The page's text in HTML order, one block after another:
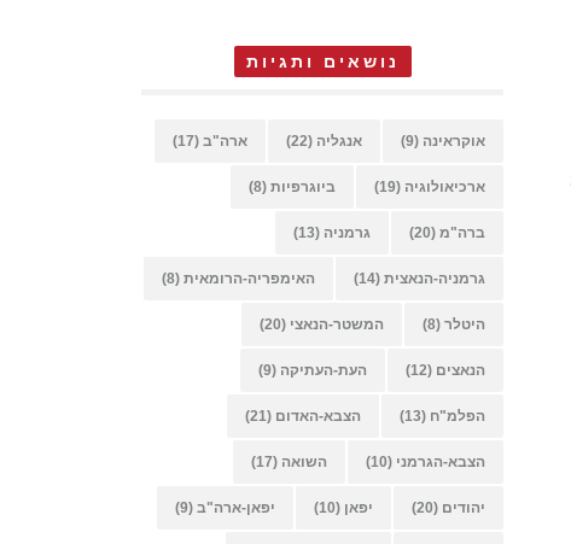
נושאים ותגיות
אוקראינה (9) אנגליה (22) ארה"ב (17)
ארכיאולוגיה (19) ביוגרפיות (8)
ברה"מ (20) גרמניה (13)
גרמניה-הנאצית (14) האימפריה-הרומאית (8)
היטלר (8) המשטר-הנאצי (20)
הנאצים (12) העת-העתיקה (9)
הפלמ"ח (13) הצבא-האדום (21)
הצבא-הגרמני (10) השואה (17)
יהודים (20) יפאן (10) יפאן-ארה"ב (9)